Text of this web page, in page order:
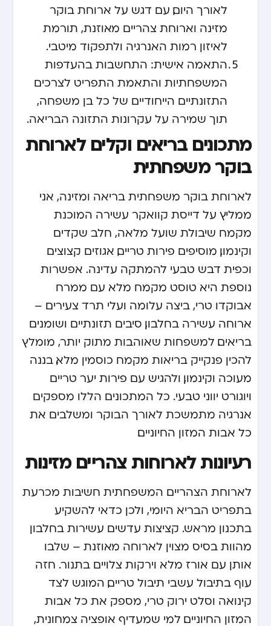
לאורך היום, עם דגש על ארוחת בוקר
מזינה וארוחת צהריים מאוזנת, תורמת
לאיזון רמות האנרגיה ולתפקוד מיטבי.
התאמה אישית: התחשבות בהעדפות
המשפחתיות והתאמת התפריט לצרכים
התזונתיים הייחודיים של כל בן משפחה,
תוך שמירה על עקרונות התזונה הבריאה.
מתכונים בריאים וקלים לארוחת
בוקר משפחתית
לארוחת בוקר משפחתית בריאה ומזינה, אני
ממליץ על דייסת קוואקר עשירה המוכנת
מקמח שיבולת שועל מלאה, חלב שקדים
וקינמון. מוסיפים פירות טריים, אגוזים קצוצים
וכפית דבש טבעי להמתקה עדינה. אפשרות
נוספת היא טוסט מקמח מלא עם ממרח
אבוקדו טרי, ביצה עלומה ועלי תרד צעירים –
ארוחה עשירה בחלבון, סיבים תזונתיים ושומנים
בריאים. למשפחות שאוהבות מתוק יותר, מומלץ
להכין פנקייק בריאות מקמח כוסמין מלא, בננה
מעוכה וקינמון, ולהגיש עם פירות יער טריים
ויוגורט יווני טבעי. כל המתכונים הללו מספקים
אנרגיה מתמשכת לאורך הבוקר ומשלבים את
כל אבות המזון החיוניים.
רעיונות לארוחות צהריים מזינות
לארוחת הצהריים המשפחתית חשיבות מכרעת
בתפריט הבריא היומי, ולכן כדאי להשקיע
בתכנון מראש. קציצות עדשים עשירות בחלבון
מהוות בסיס מצוין לארוחה מאוזנת – שלבו
אותן עם אורז מלא וירקות צלויים בתנור. חזה
עוף בתיבול עשבי תיבול טריים, המוגש לצד
קינואה וסלט ירוק טרי, מספק את כל אבות
המזון החיוניים. למי שמעדיף אופציה צמחונית,